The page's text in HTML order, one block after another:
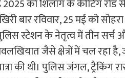
को शिलांग के कीटिंग
बार रविवार, 25 मई को सोहरा
स्टेशन के नेतृत्व में तीन सर्च
जैसे क्षेत्रों में चल
की थी। पुलिस जंगल, ट्रैकिंग